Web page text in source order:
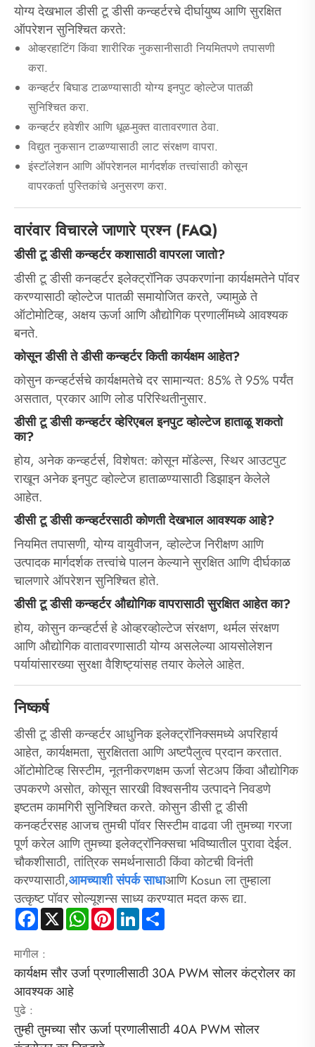
योग्य देखभाल डीसी टू डीसी कन्व्हर्टरचे दीर्घायुष्य आणि सुरक्षित
ऑपरेशन सुनिश्चित करते:
ओव्हरहाटिंग किंवा शारीरिक नुकसानीसाठी नियमितपणे तपासणी
करा.
कन्व्हर्टर बिघाड टाळण्यासाठी योग्य इनपुट व्होल्टेज पातळी
सुनिश्चित करा.
कन्व्हर्टर हवेशीर आणि धूळ-मुक्त वातावरणात ठेवा.
विद्युत नुकसान टाळण्यासाठी लाट संरक्षण वापरा.
इंस्टॉलेशन आणि ऑपरेशनल मार्गदर्शक तत्त्वांसाठी कोसून
वापरकर्ता पुस्तिकांचे अनुसरण करा.
वारंवार विचारले जाणारे प्रश्न (FAQ)
डीसी टू डीसी कन्व्हर्टर कशासाठी वापरला जातो?
डीसी टू डीसी कनव्हर्टर इलेक्ट्रॉनिक उपकरणांना कार्यक्षमतेने पॉवर
करण्यासाठी व्होल्टेज पातळी समायोजित करते, ज्यामुळे ते
ऑटोमोटिव्ह, अक्षय ऊर्जा आणि औद्योगिक प्रणालींमध्ये आवश्यक
बनते.
कोसून डीसी ते डीसी कन्व्हर्टर किती कार्यक्षम आहेत?
कोसुन कन्व्हर्टर्सचे कार्यक्षमतेचे दर सामान्यत: 85% ते 95% पर्यंत
असतात, प्रकार आणि लोड परिस्थितीनुसार.
डीसी टू डीसी कन्व्हर्टर व्हेरिएबल इनपुट व्होल्टेज हाताळू शकतो
का?
होय, अनेक कन्व्हर्टर्स, विशेषत: कोसून मॉडेल्स, स्थिर आउटपुट
राखून अनेक इनपुट व्होल्टेज हाताळण्यासाठी डिझाइन केलेले
आहेत.
डीसी टू डीसी कन्व्हर्टरसाठी कोणती देखभाल आवश्यक आहे?
नियमित तपासणी, योग्य वायुवीजन, व्होल्टेज निरीक्षण आणि
उत्पादक मार्गदर्शक तत्त्वांचे पालन केल्याने सुरक्षित आणि दीर्घकाळ
चालणारे ऑपरेशन सुनिश्चित होते.
डीसी टू डीसी कन्व्हर्टर औद्योगिक वापरासाठी सुरक्षित आहेत का?
होय, कोसुन कन्व्हर्टर्स हे ओव्हरव्होल्टेज संरक्षण, थर्मल संरक्षण
आणि औद्योगिक वातावरणासाठी योग्य असलेल्या आयसोलेशन
पर्यायांसारख्या सुरक्षा वैशिष्ट्यांसह तयार केलेले आहेत.
निष्कर्ष
डीसी टू डीसी कन्व्हर्टर आधुनिक इलेक्ट्रॉनिक्समध्ये अपरिहार्य
आहेत, कार्यक्षमता, सुरक्षितता आणि अष्टपैलुत्व प्रदान करतात.
ऑटोमोटिव्ह सिस्टीम, नूतनीकरणक्षम ऊर्जा सेटअप किंवा औद्योगिक
उपकरणे असोत, कोसून सारखी विश्वसनीय उत्पादने निवडणे
इष्टतम कामगिरी सुनिश्चित करते. कोसुन डीसी टू डीसी
कनव्हर्टरसह आजच तुमची पॉवर सिस्टीम वाढवा जी तुमच्या गरजा
पूर्ण करेल आणि तुमच्या इलेक्ट्रॉनिक्सचा भविष्यातील पुरावा देईल.
चौकशीसाठी, तांत्रिक समर्थनासाठी किंवा कोटची विनंती
करण्यासाठी,आमच्याशी संपर्क साधाआणि Kosun ला तुम्हाला
उत्कृष्ट पॉवर सोल्यूशन्स साध्य करण्यात मदत करू द्या.
Facebook
X WhatsApp
PinterestLinkedIn
मागील :
कार्यक्षम सौर उर्जा प्रणालीसाठी 30A PWM सोलर कंट्रोलर का
आवश्यक आहे
पुढे :
तुम्ही तुमच्या सौर ऊर्जा प्रणालीसाठी 40A PWM सोलर